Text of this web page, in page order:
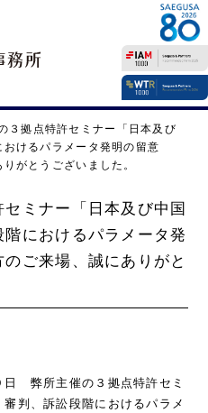
３拠点特許セミナー「日本及び
けるパラメータ発明の留意
がとうございました。
セミナー「日本及び中国
におけるパラメータ発
ご来場、誠にありがと
日 弊所主催の３拠点特許セミ
判、訴訟段階におけるパラメ